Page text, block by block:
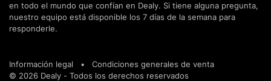
en todo el mundo que confían en Dealy. Si tiene alguna pregunta,
nuestro equipo está disponible los 7 días de la semana para
responderle.
© 2026 Dealy - Todos los derechos reservados
Información legal • Condiciones generales de venta